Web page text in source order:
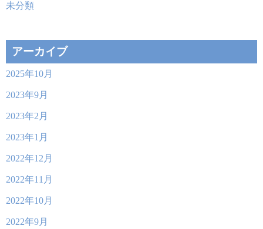
未分類
アーカイブ
2025年10月
2023年9月
2023年2月
2023年1月
2022年12月
2022年11月
2022年10月
2022年9月